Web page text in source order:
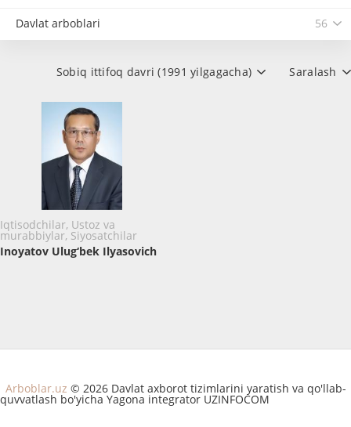
Davlat arboblari 56
Saralash
Sobiq ittifoq davri (1991 yilgagacha)
Iqtisodchilar, Ustoz va
murabbiylar, Siyosatchilar
Inoyatov Ulug‘bek Ilyasovich
Arboblar.uz © 2026 Davlat axborot tizimlarini yaratish va qo'llab-
quvvatlash bo'yicha Yagona integrator UZINFOCOM